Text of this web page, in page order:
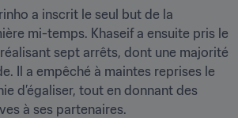
a inscrit le seul but de la
mi-temps. Khaseif a ensuite pris le
sept arrêts, dont une majorité
Il a empêché à maintes reprises le
d’égaliser, tout en donnant des
à ses partenaires.